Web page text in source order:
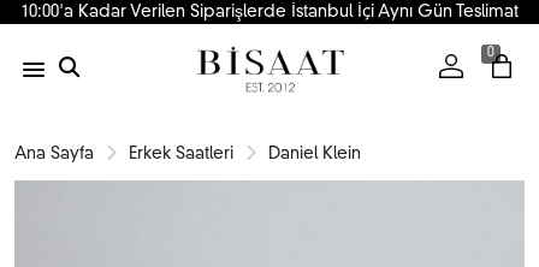
10:00'a Kadar Verilen Siparişlerde İstanbul İçi Aynı Gün Teslimat
0
Ana Sayfa Erkek Saatleri Daniel Klein